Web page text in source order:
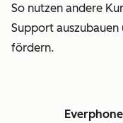
So nutzen andere
Support
fördern.
Everphone